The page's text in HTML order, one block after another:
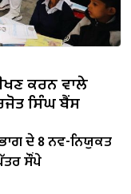
ਕਰਨ ਵਾਲੇ
ਸਿੰਘ ਬੈਂਸ
ਦੇ 8 ਨਵ-ਨਿਯੁਕਤ
ਸੌਂਪੇ